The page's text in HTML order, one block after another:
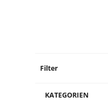
Filter
KATEGORIEN